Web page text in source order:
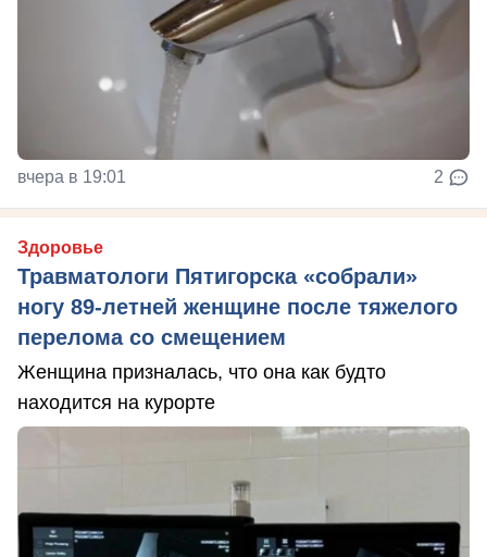
вчера в 19:01 2
Здоровье
Травматологи Пятигорска «собрали»
ногу 89-летней женщине после тяжелого
перелома со смещением
Женщина призналась, что она как будто
находится на курорте